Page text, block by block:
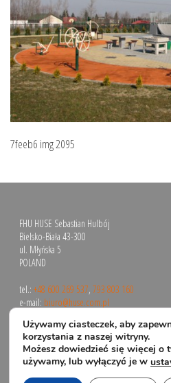
7feeb6 img 2095
FHU HUSE Sebastian Hulbój
Bielsko-Biała 43-300
ul. Młyńska 5
POLAND
tel.:+48 600 269 537,793 803 160
e-mail: biuro@huse.com.pl
Używamy ciasteczek, aby
korzystania z naszej witryny.
Możesz dowiedzieć się więcej o
używamy, lub wyłączyć je w